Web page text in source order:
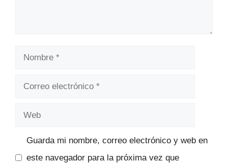
Nombre
Correo
Web
Guarda mi nombre, correo electrónico y web en
este navegador para la próxima vez que